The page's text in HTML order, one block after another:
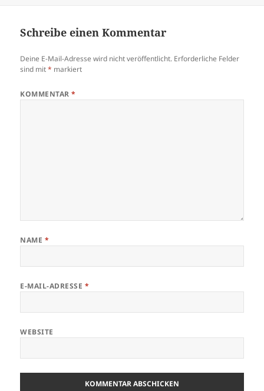
Schreibe einen Kommentar
Deine E-Mail-Adresse wird nicht veröffentlicht. Erforderliche Felder
sind mit* markiert
KOMMENTAR*
NAME *
E-MAIL-ADRESSE *
WEBSITE